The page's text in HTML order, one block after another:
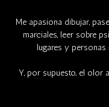
Me apasiona dibujar,
marciales, leer sobre
lugares y
Y, por supuesto, el olor